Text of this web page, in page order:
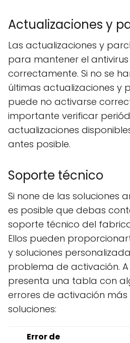
Actualizaciones y
Las actualizaciones y
para mantener el
correctamente. Si no se
últimas actualizaciones y
puede no activarse
importante verificar
actualizaciones
antes posible.
Soporte técnico
Si none de las soluciones
es posible que debas
soporte técnico del
Ellos pueden
y soluciones
problema de activación.
presenta una tabla con
errores de activación más
soluciones:
Error de